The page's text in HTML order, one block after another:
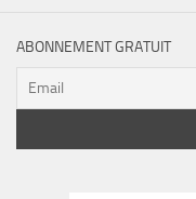
ABONNEMENT GRATUIT